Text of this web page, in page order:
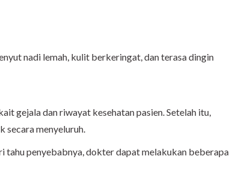
nadi lemah, kulit berkeringat, dan terasa dingin
gejala dan riwayat kesehatan pasien. Setelah itu,
secara menyeluruh.
tahu penyebabnya, dokter dapat melakukan beberapa